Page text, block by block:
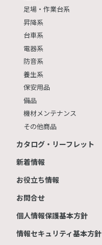
足場・作業台系
昇降系
台車系
電器系
防音系
養生系
保安用品
備品
機材メンテナンス
その他商品
カタログ・リーフレット
新着情報
お役立ち情報
お問合せ
個人情報保護基本方針
情報セキュリティ基本方針